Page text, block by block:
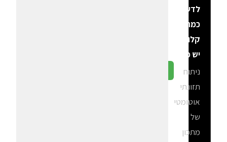
לדעת
כמה
קלוריות
יש פה?
ניתוח
תזונתי
אוטומטי
של
מתכון